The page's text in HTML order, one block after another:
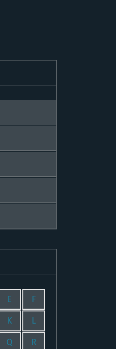
E F
K L
Q R